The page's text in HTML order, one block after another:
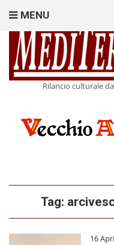
Rilancio culturale
MENU
Tag:
16